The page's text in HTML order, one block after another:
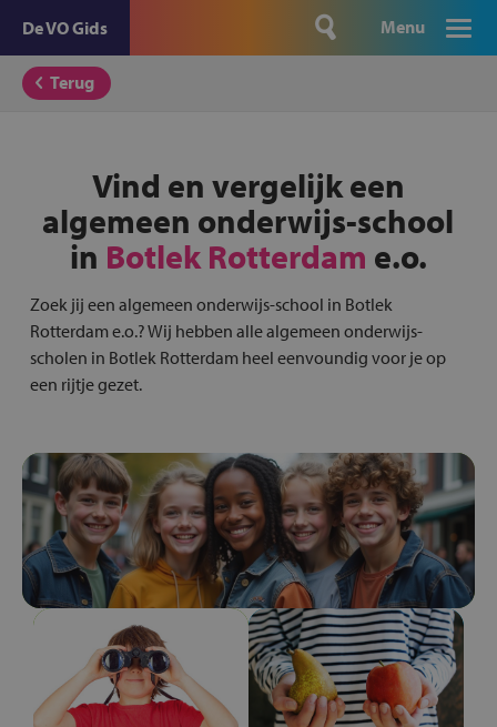
De VO Gids Menu
Terug
Vind en vergelijk een
algemeen onderwijs-school
in Botlek Rotterdam e.o.
Zoek jij een algemeen onderwijs-school in Botlek
Rotterdam e.o.? Wij hebben alle algemeen onderwijs-
scholen in Botlek Rotterdam heel eenvoundig voor je op
een rijtje gezet.